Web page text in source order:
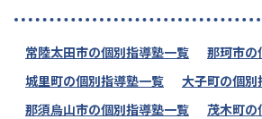
常陸太田市の個別指導塾一覧
那珂市の
城里町の個別指導塾一覧
大子町の個別
那須烏山市の個別指導塾一覧
茂木町の